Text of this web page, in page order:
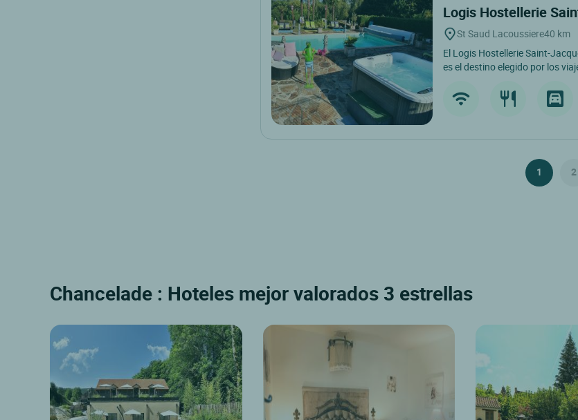
Logis Hostellerie
St Saud Lacoussiere40 km
El Logis Hostellerie Saint-
es el destino elegido por los
1 2
Chancelade : Hoteles mejor valorados 3 estrellas